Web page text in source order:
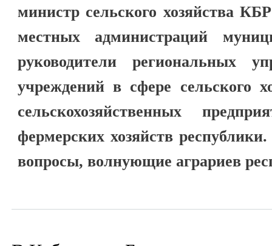
министр сельского хозяйства
местных администраций
руководители региональных
учреждений в сфере сельского
сельскохозяйственных
фермерских хозяйств
вопросы, волнующие аграриев